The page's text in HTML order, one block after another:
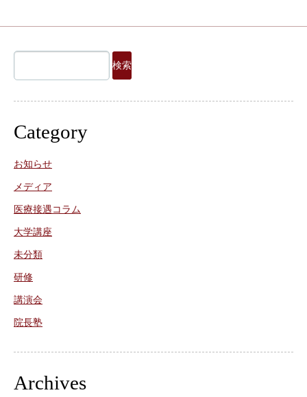
索:
Category
お知らせ
メディア
医療接遇コラム
大学講座
未分類
研修
講演会
院長塾
Archives